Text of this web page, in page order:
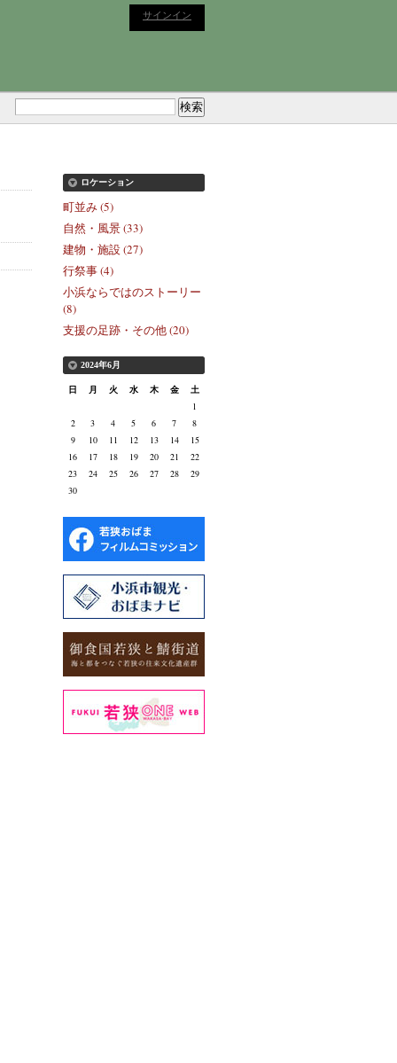
サインイン
ロケーション
町並み (5)
自然・風景 (33)
建物・施設 (27)
行祭事 (4)
小浜ならではのストーリー
(8)
支援の足跡・その他 (20)
2024年6月
日 月 火 水 木 金
土
1
2
3 4 5 6 7
8
9
10 11 12 13 14
15
16
17 18 19 20 21
22
23
24 25 26 27 28
29
30